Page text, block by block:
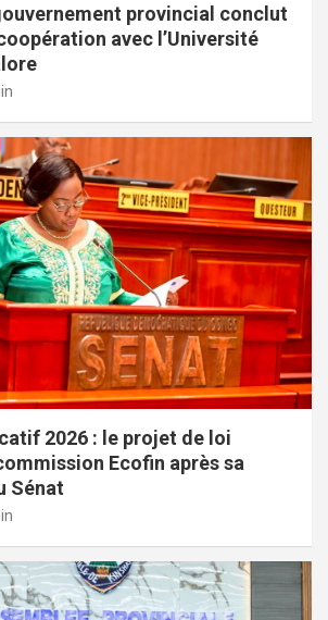
provincial conclut
avec l’Université
2026 : le projet de loi
Ecofin après sa
Sénat